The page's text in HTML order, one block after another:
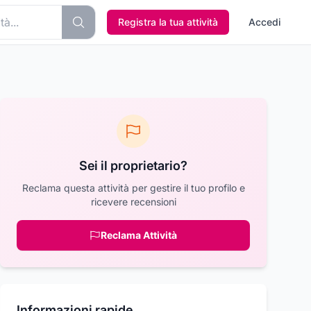
Registra la tua attività Accedi
Sei il proprietario?
Reclama questa attività per gestire il tuo profilo e
ricevere recensioni
Reclama Attività